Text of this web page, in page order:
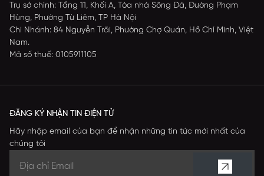
Trụ sở chính: Tầng 11, Khối A, Tòa nhà Sông Đà, Đường Phạm
Hùng, Phường Từ Liêm, TP Hà Nội
Chi Nhánh: 84 Nguyễn Trãi, Phường Chợ Quán, Hồ Chí Minh, Việt
Nam.
Mã số thuế: 0105911105
ĐĂNG KÝ NHẬN TIN ĐIỆN TỬ
Hãy nhập email của bạn để nhận những tin tức mới nhất của
chúng tôi